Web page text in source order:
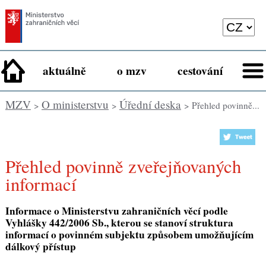
aktuálně o mzv cestování
MZV> O ministerstvu > Úřední deska> Přehled povinně...
Přehled povinně zveřejňovaných
informací
Informace o Ministerstvu zahraničních věcí podle
Vyhlášky 442/2006 Sb., kterou se stanoví struktura
informací o povinném subjektu způsobem umožňujícím
dálkový přístup